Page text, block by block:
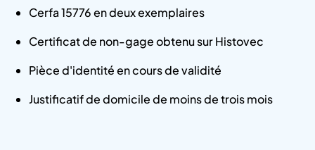
Cerfa 15776 en deux exemplaires
Certificat de non-gage obtenu sur Histovec
Pièce d'identité en cours de validité
Justificatif de domicile de moins de trois mois